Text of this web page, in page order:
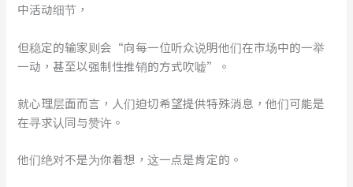
中活动细节，
但稳定的输家则会“向每一位听众说明他们在市场中的一举
一动，甚至以强制性推销的方式吹嘘”。
就心理层面而言，人们迫切希望提供特殊消息，他们可能是
在寻求认同与赞许。
他们绝对不是为你着想，这一点是肯定的。